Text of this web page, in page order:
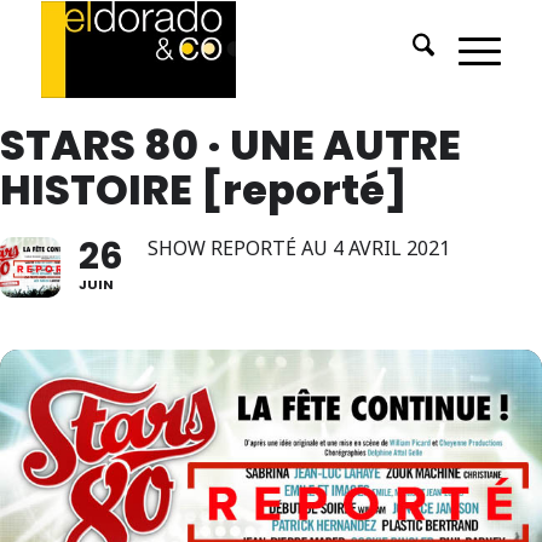
STARS 80 · UNE AUTRE
HISTOIRE [reporté]
26
JUIN
SHOW REPORTÉ AU 4 AVRIL 2021